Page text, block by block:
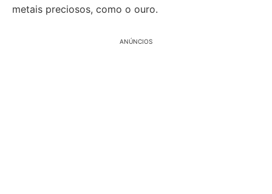
metais preciosos, como o ouro.
ANÚNCIOS